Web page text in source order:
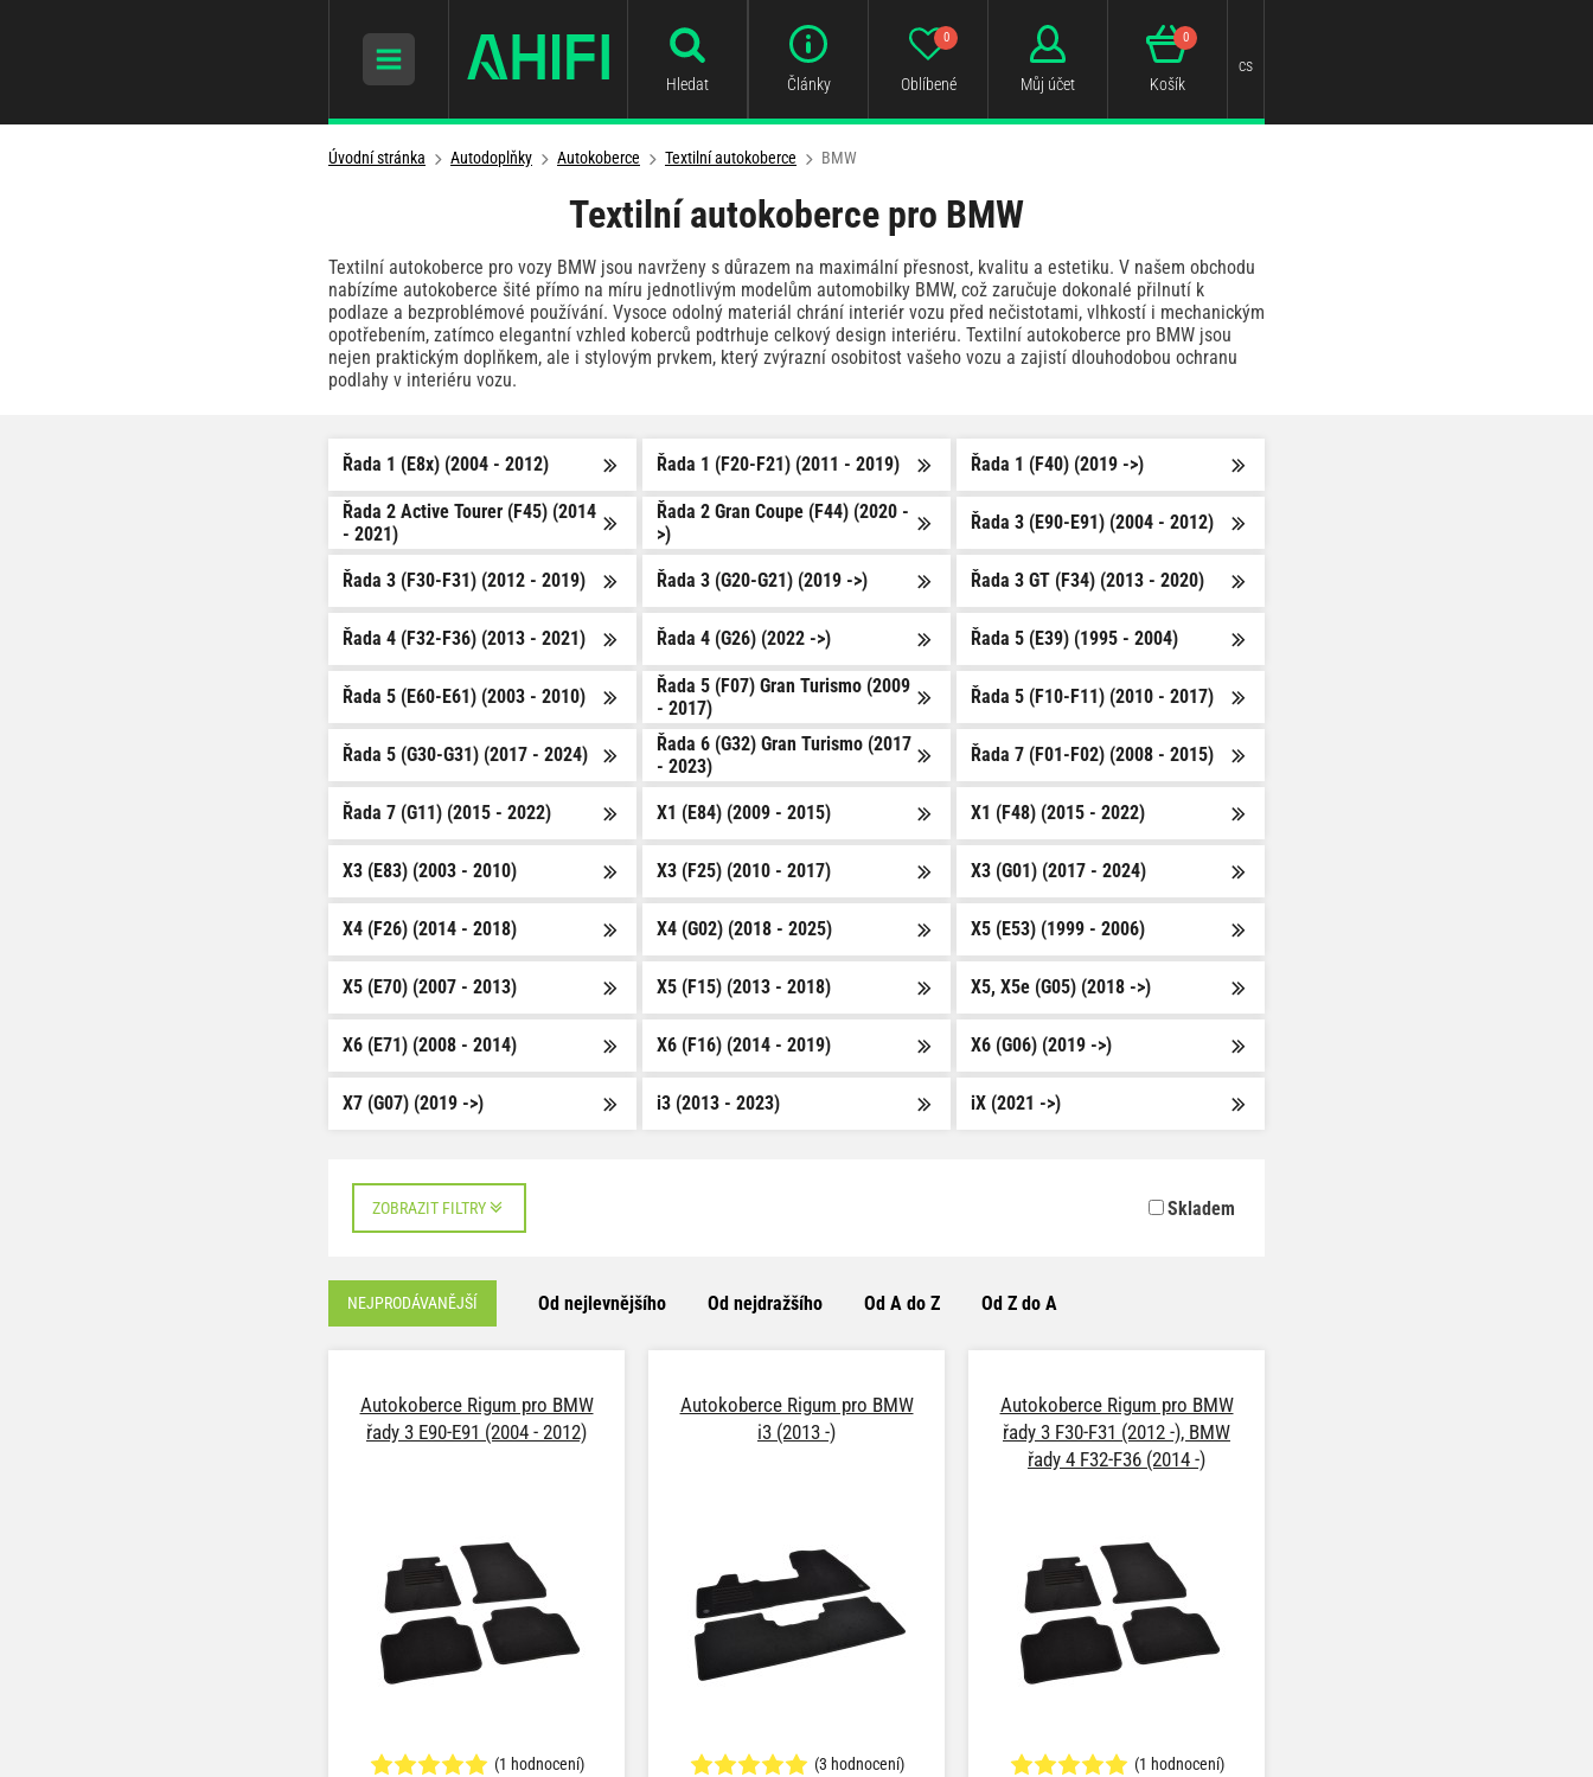
Hledat Články Oblíbené
0
Můj účet Košík
0
cs
Úvodní stránka Autodoplňky Autokoberce Textilní autokoberce BMW
Textilní autokoberce pro BMW
Textilní autokoberce pro vozy BMW jsou navrženy s důrazem na maximální přesnost, kvalitu a estetiku. V našem obchodu
nabízíme autokoberce šité přímo na míru jednotlivým modelům automobilky BMW, což zaručuje dokonalé přilnutí k
podlaze a bezproblémové používání. Vysoce odolný materiál chrání interiér vozu před nečistotami, vlhkostí i mechanickým
opotřebením, zatímco elegantní vzhled koberců podtrhuje celkový design interiéru. Textilní autokoberce pro BMW jsou
nejen praktickým doplňkem, ale i stylovým prvkem, který zvýrazní osobitost vašeho vozu a zajistí dlouhodobou ochranu
podlahy v interiéru vozu.
Řada 1 (E8x) (2004 - 2012) Řada 1 (F20-F21) (2011 - 2019) Řada 1 (F40) (2019 ->)
Řada 2 Active Tourer (F45) (2014
- 2021)
Řada 2 Gran Coupe (F44) (2020 -
>)
Řada 3 (E90-E91) (2004 - 2012)
Řada 3 (F30-F31) (2012 - 2019) Řada 3 (G20-G21) (2019 ->) Řada 3 GT (F34) (2013 - 2020)
Řada 4 (F32-F36) (2013 - 2021) Řada 4 (G26) (2022 ->) Řada 5 (E39) (1995 - 2004)
Řada 5 (E60-E61) (2003 - 2010)
Řada 5 (F07) Gran Turismo (2009
- 2017)
Řada 5 (F10-F11) (2010 - 2017)
Řada 5 (G30-G31) (2017 - 2024)
Řada 6 (G32) Gran Turismo (2017
- 2023)
Řada 7 (F01-F02) (2008 - 2015)
Řada 7 (G11) (2015 - 2022) X1 (E84) (2009 - 2015) X1 (F48) (2015 - 2022)
X3 (E83) (2003 - 2010) X3 (F25) (2010 - 2017) X3 (G01) (2017 - 2024)
X4 (F26) (2014 - 2018) X4 (G02) (2018 - 2025) X5 (E53) (1999 - 2006)
X5 (E70) (2007 - 2013) X5 (F15) (2013 - 2018) X5, X5e (G05) (2018 ->)
X6 (E71) (2008 - 2014) X6 (F16) (2014 - 2019) X6 (G06) (2019 ->)
X7 (G07) (2019 ->) i3 (2013 - 2023) iX (2021 ->)
ZOBRAZIT FILTRY Skladem
NEJPRODÁVANĚJŠÍ Od nejlevnějšího Od nejdražšího Od A do Z Od Z do A
Autokoberce Rigum pro BMW
řady 3 E90-E91 (2004 - 2012)
(1 hodnocení)
Autokoberce Rigum pro BMW
i3 (2013 -)
(3 hodnocení)
Autokoberce Rigum pro BMW
řady 3 F30-F31 (2012 -), BMW
řady 4 F32-F36 (2014 -)
(1 hodnocení)